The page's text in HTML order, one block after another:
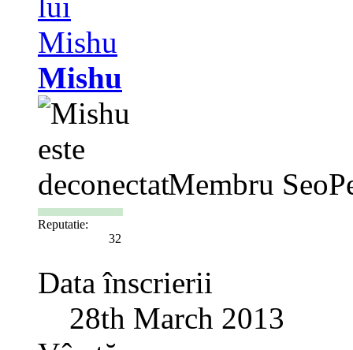
Mishu
Membru
Reputatie:
32
Data înscrierii
28th March 2013